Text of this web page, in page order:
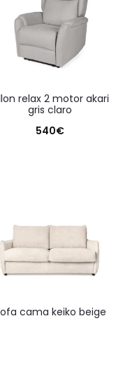
gris claro
540€
sofa cama keiko beige